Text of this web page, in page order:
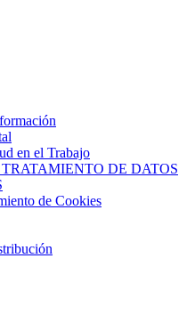
en el Trabajo
DE DATOS
de Cookies